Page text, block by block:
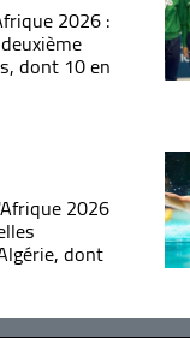
2026 :
dont 10 en
2026
dont